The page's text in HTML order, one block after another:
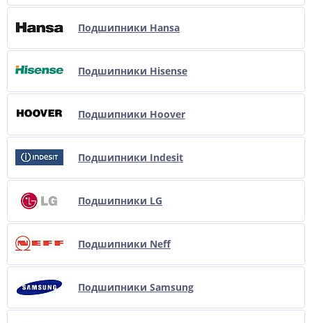
Подшипники Hansa
Подшипники Hisense
Подшипники Hoover
Подшипники Indesit
Подшипники LG
Подшипники Neff
Подшипники Samsung